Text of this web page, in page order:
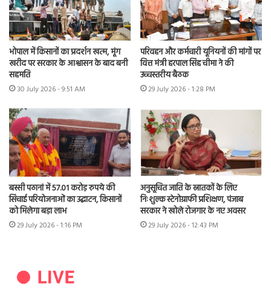
भोपाल में किसानों का प्रदर्शन खत्म, मूंग
खरीद पर सरकार के आश्वासन के बाद बनी
सहमति
30 July 2026 - 9:51 AM
परिवहन और कर्मचारी यूनियनों की मांगों पर
वित्त मंत्री हरपाल सिंह चीमा ने की
उच्चस्तरीय बैठक
29 July 2026 - 1:28 PM
बस्सी पठानां में 57.01 करोड़ रुपये की
सिंचाई परियोजनाओं का उद्घाटन, किसानों
को मिलेगा बड़ा लाभ
29 July 2026 - 1:16 PM
अनुसूचित जाति के स्नातकों के लिए
निःशुल्क स्टेनोग्राफी प्रशिक्षण, पंजाब
सरकार ने खोले रोजगार के नए अवसर
29 July 2026 - 12:43 PM